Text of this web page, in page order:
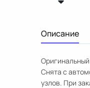
Описание
Снята с
узлов. При